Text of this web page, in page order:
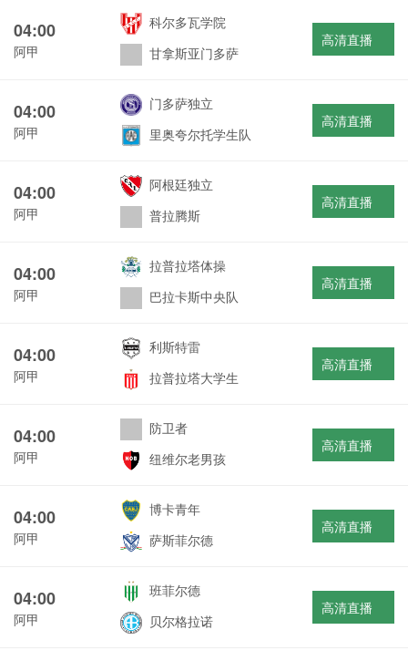
04:00
阿甲
科尔多瓦学院
甘拿斯亚门多萨
高清直播
04:00
阿甲
门多萨独立
里奥夸尔托学生队
高清直播
04:00
阿甲
阿根廷独立
普拉腾斯
高清直播
04:00
阿甲
拉普拉塔体操
巴拉卡斯中央队
高清直播
04:00
阿甲
利斯特雷
拉普拉塔大学生
高清直播
04:00
阿甲
防卫者
纽维尔老男孩
高清直播
04:00
阿甲
博卡青年
萨斯菲尔德
高清直播
04:00
阿甲
班菲尔德
贝尔格拉诺
高清直播